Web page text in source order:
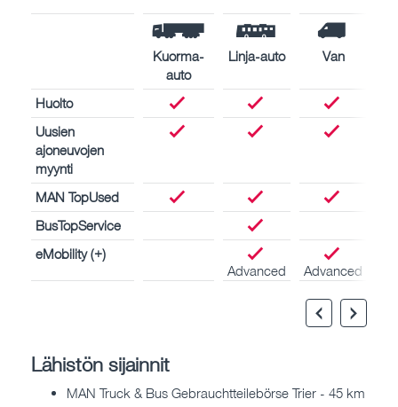
Kuorma-
auto
Linja-auto Van
Huolto
Uusien
ajoneuvojen
myynti
MAN TopUsed
BusTopService
eMobility (+)
Advanced
Advanced
Lähistön sijainnit
MAN Truck & Bus Gebrauchtteilebörse Trier - 45 km